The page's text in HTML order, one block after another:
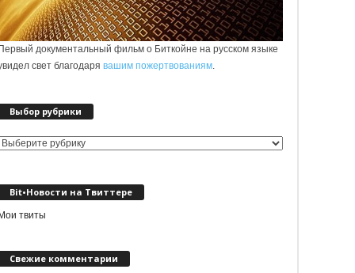
Первый документальный фильм о Биткойне на русском языке
свет благодарявашим пожертвованиям.
Выбор рубрики
Выбор
Bit•Новости на Твиттере
твиты
Свежие комментарии